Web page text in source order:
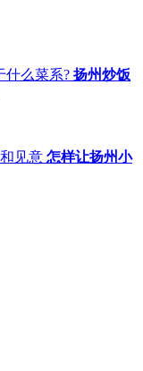
扬州炒饭
怎样让扬州小